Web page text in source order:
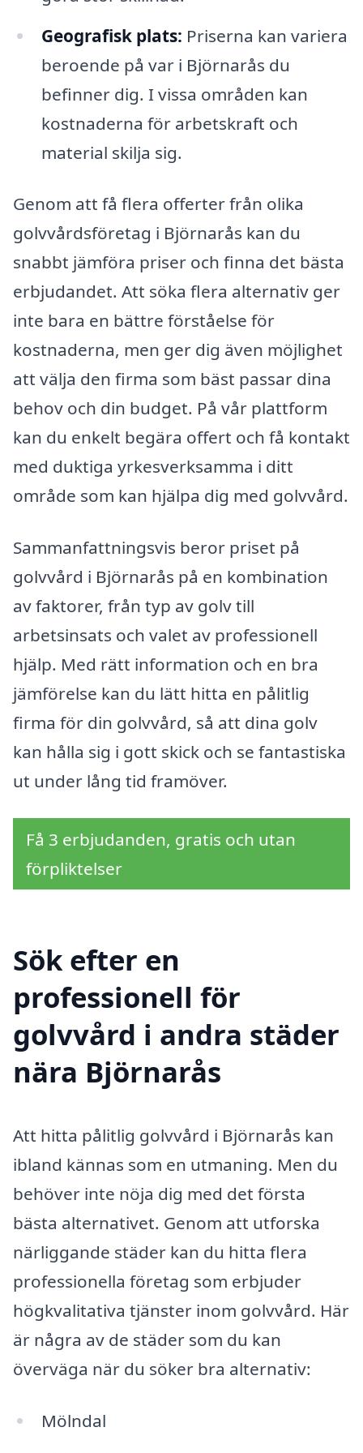
Geografisk plats: Priserna kan variera
beroende på var i Björnarås du
befinner dig. I vissa områden kan
kostnaderna för arbetskraft och
material skilja sig.
Genom att få flera offerter från olika
golvvårdsföretag i Björnarås kan du
snabbt jämföra priser och finna det bästa
erbjudandet. Att söka flera alternativ ger
inte bara en bättre förståelse för
kostnaderna, men ger dig även möjlighet
att välja den firma som bäst passar dina
behov och din budget. På vår plattform
kan du enkelt begära offert och få kontakt
med duktiga yrkesverksamma i ditt
område som kan hjälpa dig med golvvård.
Sammanfattningsvis beror priset på
golvvård i Björnarås på en kombination
av faktorer, från typ av golv till
arbetsinsats och valet av professionell
hjälp. Med rätt information och en bra
jämförelse kan du lätt hitta en pålitlig
firma för din golvvård, så att dina golv
kan hålla sig i gott skick och se fantastiska
ut under lång tid framöver.
Få 3 erbjudanden, gratis och utan
förpliktelser
Sök efter en
professionell för
golvvård i andra städer
nära Björnarås
Att hitta pålitlig golvvård i Björnarås kan
ibland kännas som en utmaning. Men du
behöver inte nöja dig med det första
bästa alternativet. Genom att utforska
närliggande städer kan du hitta flera
professionella företag som erbjuder
högkvalitativa tjänster inom golvvård. Här
är några av de städer som du kan
överväga när du söker bra alternativ:
Mölndal